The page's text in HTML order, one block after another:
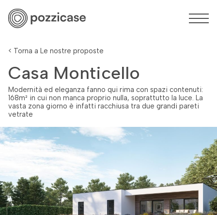
Casa Monticello
Modernità ed eleganza fanno qui rima con spazi contenuti:
168m² in cui non manca proprio nulla, soprattutto la luce. La
vasta zona giorno è infatti racchiusa tra due grandi pareti
vetrate
< Torna a Le nostre proposte